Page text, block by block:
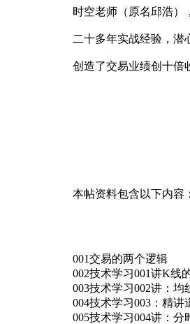
时空老师（原名邱浩）
二十多年实战经验，潜
创造了交易业绩创十倍
本帖资料包含以下内容：
001交易的两个逻辑
002技术学习001讲K线
003技术学习002讲：均
004技术学习003：精讲
005技术学习004讲：分